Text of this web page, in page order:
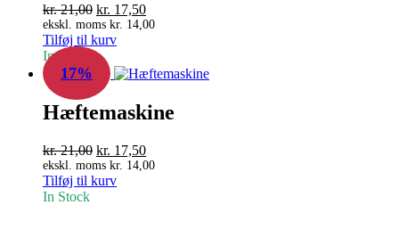
kr.21,00 Den
oprindelige
pris
var:
kr. 21,00.
kr. 17,50Den
aktuelle
kr. 17,50.
ekskl. moms kr. 14,00
Tilføj til kurv
In Stock
17%
Hæftemaskine
kr.21,00 Den
oprindelige
pris
kr. 17,50Den
aktuelle
ekskl. moms kr. 14,00
Tilføj til kurv
In Stock